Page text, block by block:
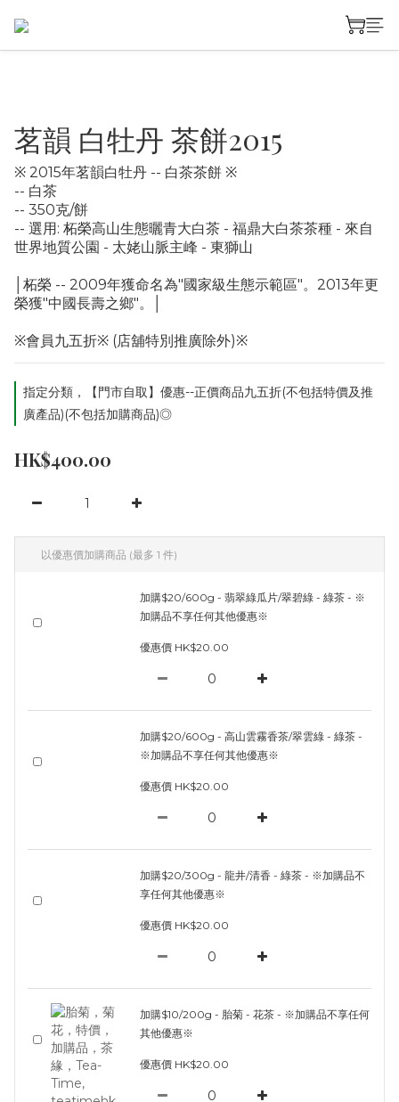
茗韻 白牡丹 茶餅2015
※ 2015年茗韻白牡丹 -- 白茶茶餅 ※
-- 白茶
-- 350克/餅
-- 選用: 柘榮高山生態曬青大白茶 - 福鼎大白茶茶種 - 來自
世界地質公園 - 太姥山脈主峰 - 東獅山
│柘榮 -- 2009年獲命名為"國家級生態示範區"。2013年更
榮獲"中國長壽之鄉"。│
※會員九五折※ (店舖特別推廣除外)※
指定分類，【門市自取】優惠--正價商品九五折(不包括特價及推
廣產品)(不包括加購商品)◎
HK$400.00
以優惠價加購商品 (最多 1 件)
加購$20/600g - 翡翠綠瓜片/翠碧綠 - 綠茶 - ※
加購品不享任何其他優惠※
優惠價 HK$20.00
加購$20/600g - 高山雲霧香茶/翠雲綠 - 綠茶 -
※加購品不享任何其他優惠※
優惠價 HK$20.00
加購$20/300g - 龍井/清香 - 綠茶 - ※加購品不
享任何其他優惠※
優惠價 HK$20.00
加購$10/200g - 胎菊 - 花茶 - ※加購品不享任何
其他優惠※
優惠價 HK$20.00